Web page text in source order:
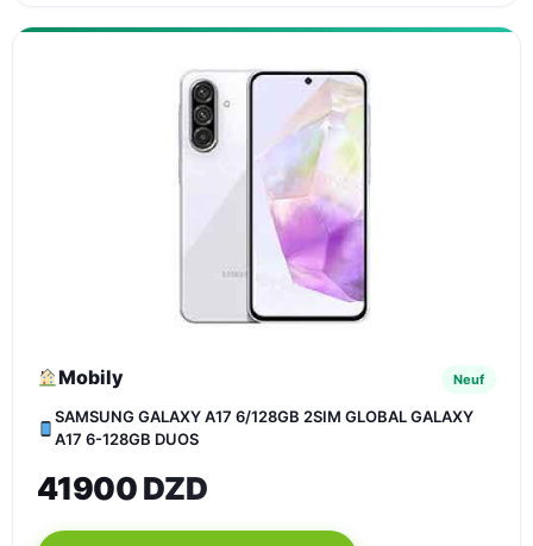
Mobily Neuf
SAMSUNG GALAXY A17 6/128GB 2SIM GLOBAL GALAXY
A17 6-128GB DUOS
41900 DZD